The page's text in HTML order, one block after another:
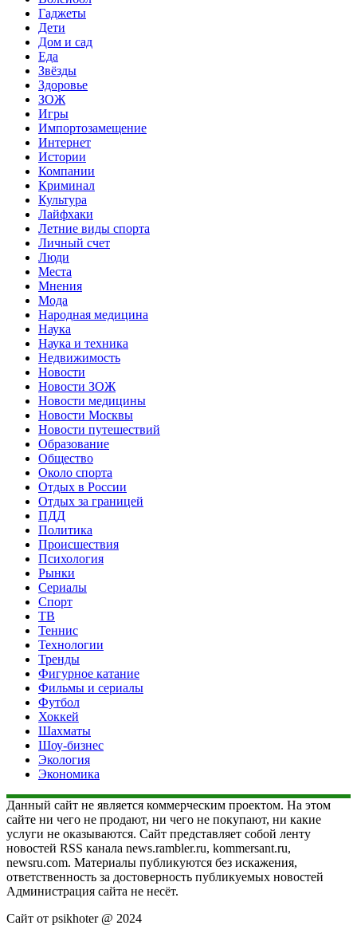
Гаджеты
Дети
Дом и сад
Еда
Звёзды
Здоровье
ЗОЖ
Игры
Импортозамещение
Интернет
Истории
Компании
Криминал
Культура
Лайфхаки
Летние виды спорта
Личный счет
Люди
Места
Мнения
Мода
Народная медицина
Наука
Наука и техника
Недвижимость
Новости
Новости ЗОЖ
Новости медицины
Новости Москвы
Новости путешествий
Образование
Общество
Около спорта
Отдых в России
Отдых за границей
ПДД
Политика
Происшествия
Психология
Рынки
Сериалы
Спорт
ТВ
Теннис
Технологии
Тренды
Фигурное катание
Фильмы и сериалы
Футбол
Хоккей
Шахматы
Шоу-бизнес
Экология
Экономика
Данный сайт не является коммерческим проектом. На этом
сайте ни чего не продают, ни чего не покупают, ни какие
услуги не оказываются. Сайт представляет собой ленту
новостей RSS канала news.rambler.ru, kommersant.ru,
newsru.com. Материалы публикуются без искажения,
ответственность за достоверность публикуемых новостей
Администрация сайта не несёт.
Сайт от psikhoter @ 2024